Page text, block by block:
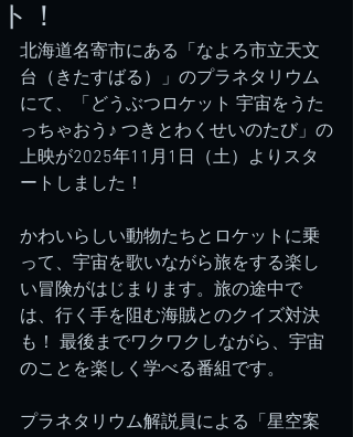
ト！
北海道名寄市にある「なよろ市立天文
台（きたすばる）」のプラネタリウム
にて、「どうぶつロケット 宇宙をうた
っちゃおう♪ つきとわくせいのたび」の
上映が2025年11月1日（土）よりスタ
ートしました！
かわいらしい動物たちとロケットに乗
って、宇宙を歌いながら旅をする楽し
い冒険がはじまります。旅の途中で
は、行く手を阻む海賊とのクイズ対決
も！ 最後までワクワクしながら、宇宙
のことを楽しく学べる番組です。
プラネタリウム解説員による「星空案